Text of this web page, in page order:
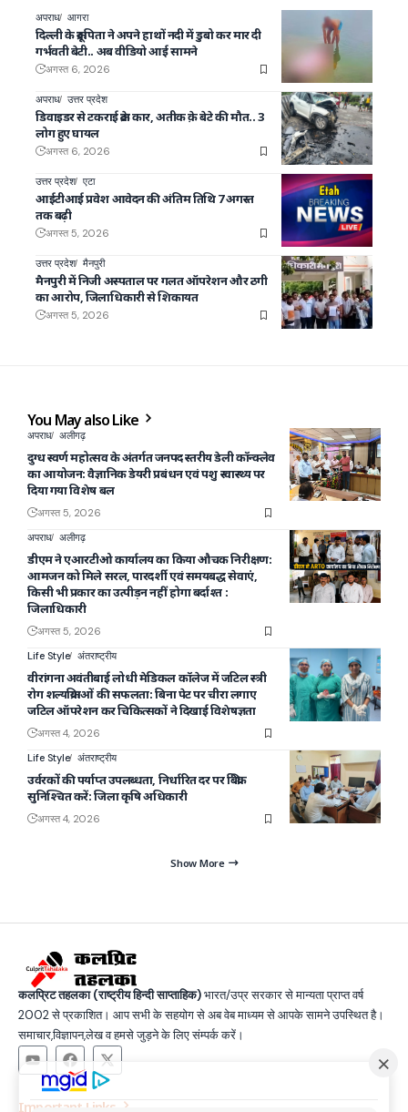
अपराध आगरा
दिल्ली के क्रूर पिता ने अपने हाथों नदी में डुबो कर मार दी
गर्भवती बेटी.. अब वीडियो आई सामने
अगस्त 6, 2026
अपराध उत्तर प्रदेश
डिवाइडर से टकराई क्रेटा कार, अतीक क़े बेटे की मौत.. 3
लोग हुए घायल
अगस्त 6, 2026
उत्तर प्रदेश एटा
आईटीआई प्रवेश आवेदन की अंतिम तिथि 7 अगस्त
तक बढ़ी
अगस्त 5, 2026
उत्तर प्रदेश मैनपुरी
मैनपुरी में निजी अस्पताल पर गलत ऑपरेशन और ठगी
का आरोप, जिलाधिकारी से शिकायत
अगस्त 5, 2026
You May also Like
अपराध अलीगढ़
दुग्ध स्वर्ण महोत्सव के अंतर्गत जनपद स्तरीय डेली कॉन्क्लेव
का आयोजन: वैज्ञानिक डेयरी प्रबंधन एवं पशु स्वास्थ्य पर
दिया गया विशेष बल
अगस्त 5, 2026
अपराध अलीगढ़
डीएम ने एआरटीओ कार्यालय का किया औचक निरीक्षण:
आमजन को मिले सरल, पारदर्शी एवं समयबद्ध सेवाएं,
किसी भी प्रकार का उत्पीड़न नहीं होगा बर्दाश्त :
जिलाधिकारी
अगस्त 5, 2026
Life Style अंतराष्ट्रीय
वीरांगना अवंतीबाई लोधी मेडिकल कॉलेज में जटिल स्त्री
रोग शल्यक्रियाओं की सफलता: बिना पेट पर चीरा लगाए
जटिल ऑपरेशन कर चिकित्सकों ने दिखाई विशेषज्ञता
अगस्त 4, 2026
Life Style अंतराष्ट्रीय
उर्वरकों की पर्याप्त उपलब्धता, निर्धारित दर पर बिक्री
सुनिश्चित करें: जिला कृषि अधिकारी
अगस्त 4, 2026
Show More
कलप्रिट तहलका (राष्ट्रीय हिन्दी साप्ताहिक)भारत/उप्र सरकार से मान्यता प्राप्त वर्ष
2002 से प्रकाशित। आप सभी के सहयोग से अब वेब माध्यम से आपके सामने उपस्थित है।
समाचार,विज्ञापन,लेख व हमसे जुड़ने के लिए संम्पर्क करें।
Important Links